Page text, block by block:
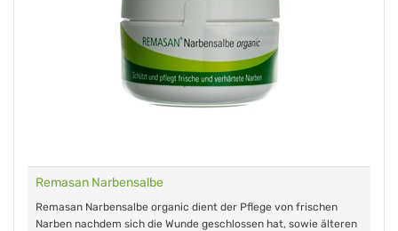
Remasan Narbensalbe
Remasan Narbensalbe organic dient der Pflege von frischen
Narben nachdem sich die Wunde geschlossen hat, sowie älteren